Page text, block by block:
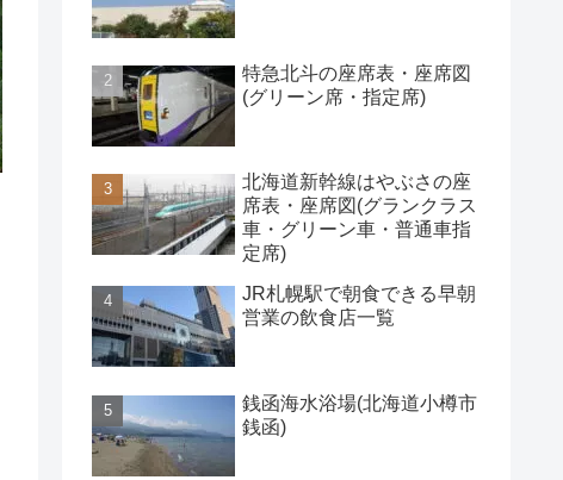
特急北斗の座席表・座席図
(グリーン席・指定席)
北海道新幹線はやぶさの座
席表・座席図(グランクラス
車・グリーン車・普通車指
定席)
JR札幌駅で朝食できる早朝
営業の飲食店一覧
銭函海水浴場(北海道小樽市
銭函)